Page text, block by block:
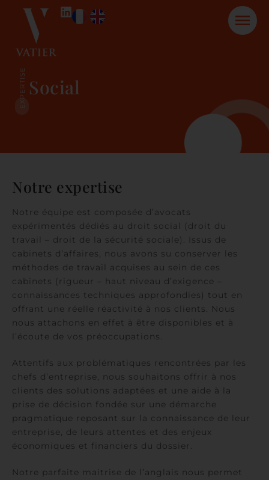
EXPERTISE Social
Notre expertise
Notre équipe est composée d’avocats
expérimentés dédiés au droit social (droit du
travail – droit de la sécurité sociale). Issus de
cabinets d’affaires, nous avons su conserver les
méthodes de travail acquises au sein de ces
cabinets (rigueur – haut niveau d’exigence –
connaissances techniques approfondies) tout en
offrant une réelle réactivité à nos clients. Nous
nous attachons en effet à être disponibles et à
l’écoute de vos préoccupations.
Attentifs aux problématiques rencontrées par les
chefs d’entreprise, nous souhaitons offrir à nos
clients des solutions adaptées et une aide à la
prise de décision fondée sur une démarche
pragmatique reposant sur la connaissance de leur
entreprise, de leurs attentes et des enjeux
économiques et financiers du dossier.
Notre parfaite maitrise de l’anglais nous permet